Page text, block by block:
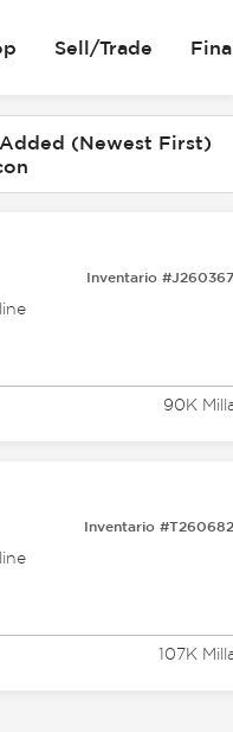
Sell/Trade
(Newest First)
Inventario
90K
Inventario
107K